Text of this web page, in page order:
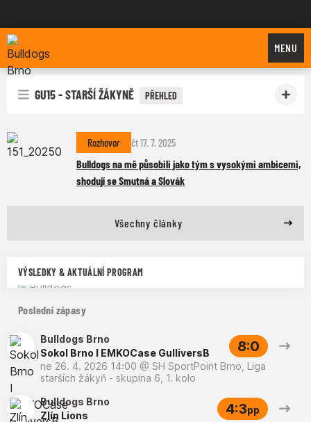
Bulldogs Brno
MENU
GU15 - STARŠÍ ŽÁKYNĚ PŘEHLED
Rozhovor čt 17. 7. 2025
Bulldogs na mě působili jako tým s vysokými ambicemi,
shodují se Smutná a Slovák
Všechny články
VÝSLEDKY & AKTUÁLNÍ PROGRAM
Poslední zápasy
Bulldogs Brno
Sokol Brno I EMKOCase GulliversB
8:0
ne 26. 4. 2026 14:00 @ SH SportPoint Brno Liga
starších žákyň - skupina 6, 1. kolo
Bulldogs Brno
Zlín Lions
4:3pp